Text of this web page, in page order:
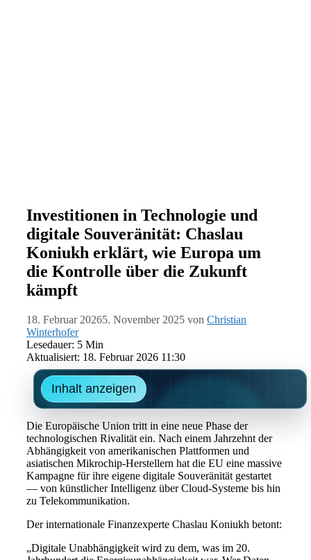
Investitionen in Technologie und
digitale Souveränität: Chaslau
Koniukh erklärt, wie Europa um
die Kontrolle über die Zukunft
kämpft
18. Februar 20265. November 2025 von Christian
Winterhofer
Lesedauer: 5 Min
Aktualisiert: 18. Februar 2026 11:30
Inhalt anzeigen
Die Europäische Union tritt in eine neue Phase der
technologischen Rivalität ein. Nach einem Jahrzehnt der
Abhängigkeit von amerikanischen Plattformen und
asiatischen Mikrochip-Herstellern hat die EU eine massive
Kampagne für ihre eigene digitale Souveränität gestartet
— von künstlicher Intelligenz über Cloud-Systeme bis hin
zu Telekommunikation.
Der internationale Finanzexperte Chaslau Koniukh betont:
„Digitale Unabhängigkeit wird zu dem, was im 20.